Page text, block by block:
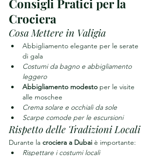
Consigli Pratici per la
Crociera
Cosa Mettere in Valigia
Abbigliamento elegante per le serate
di gala
Costumi da bagno e abbigliamento
leggero
Abbigliamento modesto per le visite
alle moschee
Crema solare e occhiali da sole
Scarpe comode per le escursioni
Rispetto delle Tradizioni Locali
Durante la crociera a Dubai è importante:
Rispettare i costumi locali